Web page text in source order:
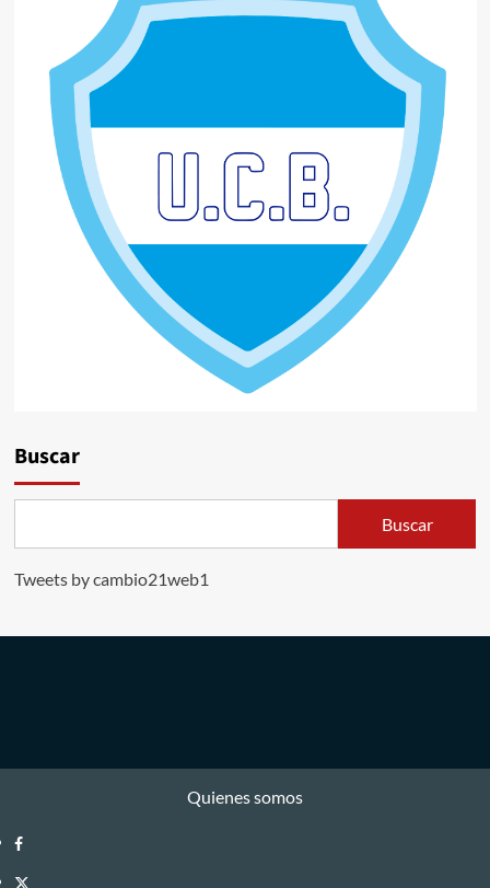
Buscar
Buscar
Tweets by cambio21web1
Quienes somos
Facebook
Twitter